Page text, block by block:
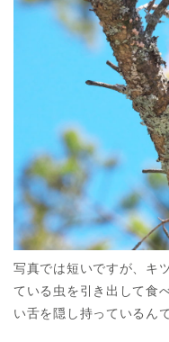
写真では短いですが、キ
ている虫を引き出して食
い舌を隠し持っているんで